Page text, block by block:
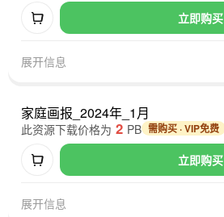
立即购买
展开信息
家庭画报_2024年_1月
立即购买
此资源下载价格为 2 PB 需购买 · VIP免费
展开信息